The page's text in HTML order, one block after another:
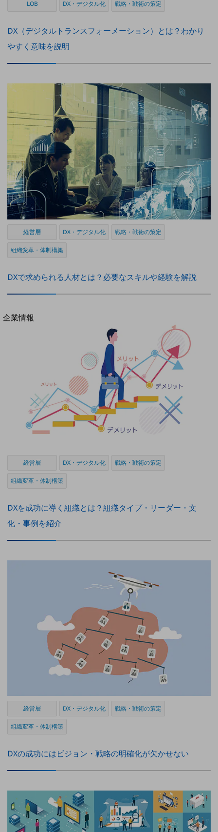
セキュリティ
業界から見つける
業界から見つけるTOP
製造業
建設業
その他の業界はこちら
ゲーム感覚で見つける
ビジネスお悩み診断
NTTドコモビジネス
オンラインショップ
モバイル・ICTサービスをオンラインで
相談・申し込みができるバーチャルショップ
はじめての方へ
新規会員登録/ログインはこちら
別ウィンドウで開きます
企業情報
社長からのご挨拶
事業拠点
会社案内パンフレット
ニュースルーム
ニュースルームTOP
地域からの発表
NTTドコモビジネスグループのサステナビリティ
サステナビリティ基本方針
サステナビリティレポート
業績
基礎的電気通信役務損益明細表
採用情報TOP
新卒採用
経験者採用
障がい者採用
LOB DX・デジタル化 戦略・戦術の策定
DX（デジタルトランスフォーメーション）とは？わかり
やすく意味を説明
経営層 DX・デジタル化 戦略・戦術の策定
組織変革・体制構築
DXで求められる人材とは？必要なスキルや経験を解説
経営層 DX・デジタル化 戦略・戦術の策定
組織変革・体制構築
DXを成功に導く組織とは？組織タイプ・リーダー・文
化・事例を紹介
経営層 DX・デジタル化 戦略・戦術の策定
組織変革・体制構築
DXの成功にはビジョン・戦略の明確化が欠かせない